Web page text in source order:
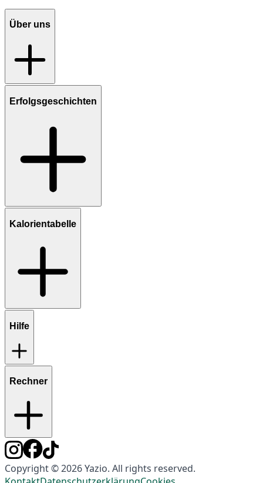
Über uns
Erfolgsgeschichten
Kalorientabelle
Hilfe
Rechner
Copyright © 2026 Yazio. All rights reserved.